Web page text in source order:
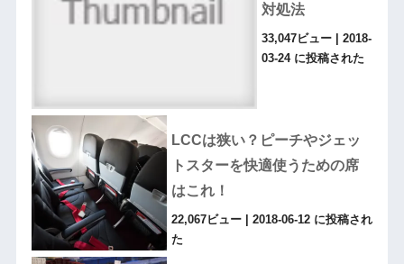
対処法
33,047ビュー| 2018-
03-24 に投稿された
LCCは狭い？ピーチやジェッ
トスターを快適使うための席
はこれ！
22,067ビュー| 2018-06-12 に投稿され
た